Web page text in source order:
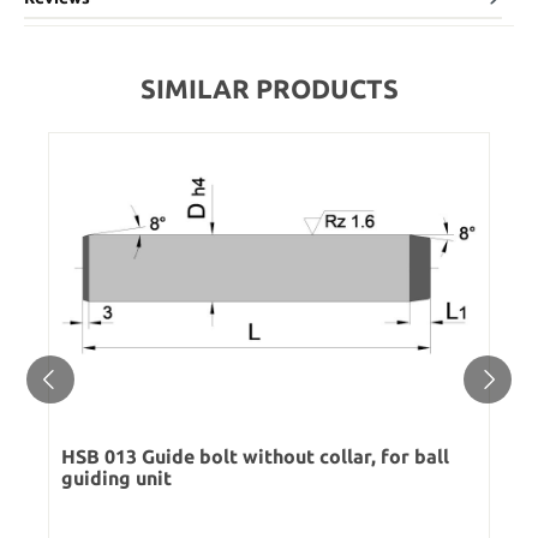
SIMILAR PRODUCTS
HSB 013 Guide bolt without collar, for ball
guiding unit